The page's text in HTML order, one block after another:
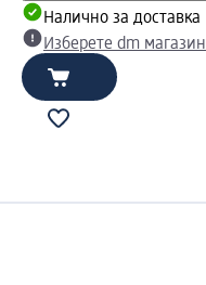
Налично за доставка
Изберете dm магазин